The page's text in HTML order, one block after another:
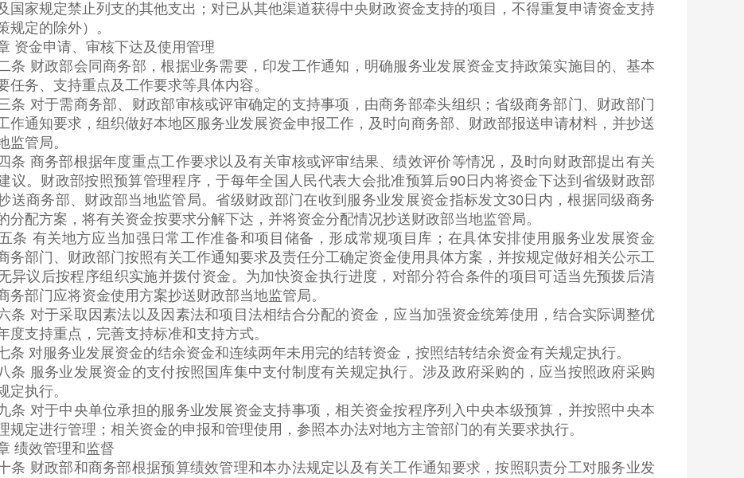
国家规定禁止列支的其他支出；对已从其他渠道获得中央财政资金支持的项目，不得重复申请资金支持
规定的除外）。
金申请、审核下达及使用管理
财政部会同商务部，根据业务需要，印发工作通知，明确服务业发展资金支持政策实施目的、基本
任务、支持重点及工作要求等具体内容。
对于需商务部、财政部审核或评审确定的支持事项，由商务部牵头组织；省级商务部门、财政部门
作通知要求，组织做好本地区服务业发展资金申报工作，及时向商务部、财政部报送申请材料，并抄送
监管局。
商务部根据年度重点工作要求以及有关审核或评审结果、绩效评价等情况，及时向财政部提出有关
议。财政部按照预算管理程序，于每年全国人民代表大会批准预算后90日内将资金下达到省级财政部
送商务部、财政部当地监管局。省级财政部门在收到服务业发展资金指标发文30日内，根据同级商务
分配方案，将有关资金按要求分解下达，并将资金分配情况抄送财政部当地监管局。
有关地方应当加强日常工作准备和项目储备，形成常规项目库；在具体安排使用服务业发展资金
务部门、财政部门按照有关工作通知要求及责任分工确定资金使用具体方案，并按规定做好相关公示工
异议后按程序组织实施并拨付资金。为加快资金执行进度，对部分符合条件的项目可适当先预拨后清
务部门应将资金使用方案抄送财政部当地监管局。
对于采取因素法以及因素法和项目法相结合分配的资金，应当加强资金统筹使用，结合实际调整优
度支持重点，完善支持标准和支持方式。
对服务业发展资金的结余资金和连续两年未用完的结转资金，按照结转结余资金有关规定执行。
服务业发展资金的支付按照国库集中支付制度有关规定执行。涉及政府采购的，应当按照政府采购
定执行。
对于中央单位承担的服务业发展资金支持事项，相关资金按程序列入中央本级预算，并按照中央本
规定进行管理；相关资金的申报和管理使用，参照本办法对地方主管部门的有关要求执行。
效管理和监督
财政部和商务部根据预算绩效管理和本办法规定以及有关工作通知要求，按照职责分工对服务业发